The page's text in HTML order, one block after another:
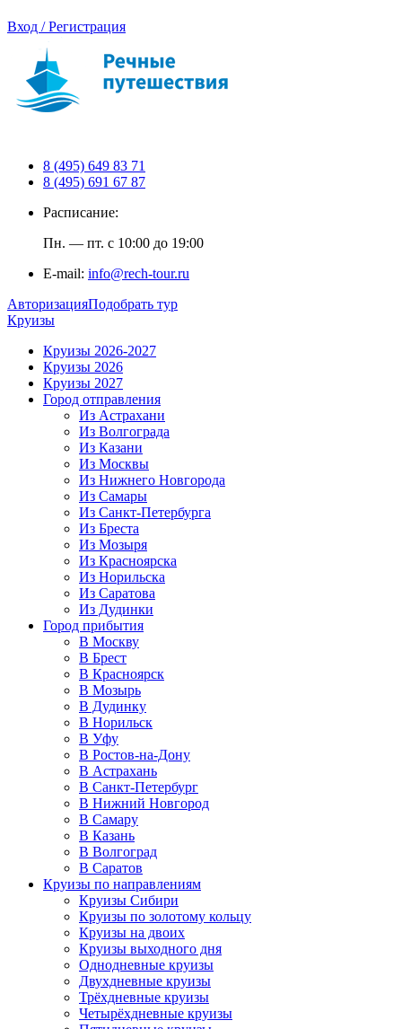
Вход / Регистрация
8 (495) 649 83 71
8 (495) 691 67 87
Расписание:
Пн. — пт. с 10:00 до 19:00
E-mail: info@rech-tour.ru
АвторизацияПодобрать тур
Круизы
Круизы 2026-2027
Круизы 2026
Круизы 2027
Город отправления
Из Астрахани
Из Волгограда
Из Казани
Из Москвы
Из Нижнего Новгорода
Из Самары
Из Санкт-Петербурга
Из Бреста
Из Мозыря
Из Красноярска
Из Норильска
Из Саратова
Из Дудинки
Город прибытия
В Москву
В Брест
В Красноярск
В Мозырь
В Дудинку
В Норильск
В Уфу
В Ростов-на-Дону
В Астрахань
В Санкт-Петербург
В Нижний Новгород
В Самару
В Казань
В Волгоград
В Саратов
Круизы по направлениям
Круизы Сибири
Круизы по золотому кольцу
Круизы на двоих
Круизы выходного дня
Однодневные круизы
Двухдневные круизы
Трёхдневные круизы
Четырёхдневные круизы